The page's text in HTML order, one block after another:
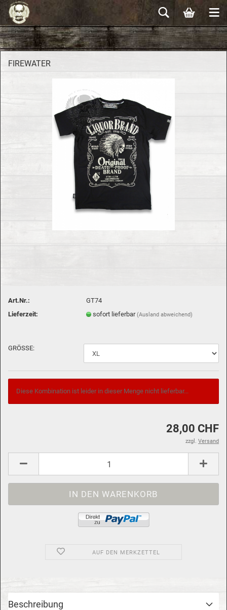
FIRE­WA­TER
Art.Nr.:
GT74
Lieferzeit:
sofort lieferbar (Ausland abweichend)
GRÖSSE:
Diese Kombination ist leider in dieser Menge nicht lieferbar...
28,00 CHF
zzgl. Versand
AUF DEN MERKZETTEL
Beschreibung